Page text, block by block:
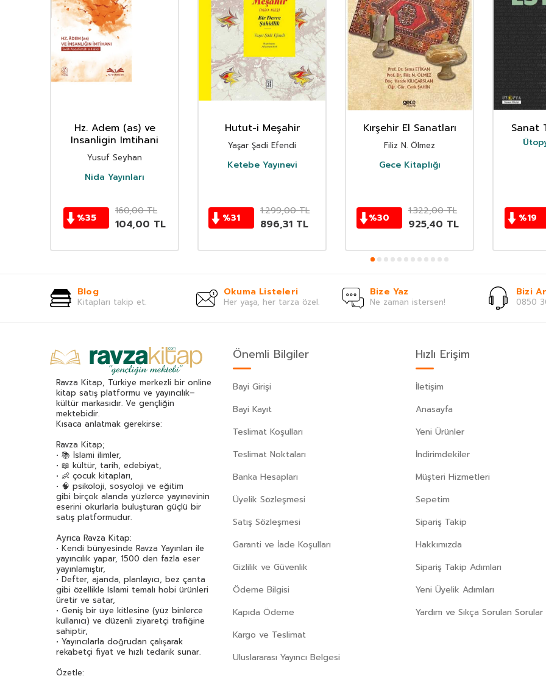
Hz. Adem (as) ve
Insanligin Imtihani
Yusuf Seyhan
Nida Yayınları
%35
160,00TL
104,00 TL
Hutut-i Meşahir
Yaşar Şadi Efendi
Ketebe Yayınevi
%31
1.299,00TL
896,31 TL
Kırşehir El Sanatları
Filiz N. Ölmez
Gece Kitaplığı
%30
1.322,00TL
925,40 TL
Sanat
%19
Blog
Kitapları takip et.
Okuma Listeleri
Her yaşa, her tarza özel.
Bize Yaz
Ne zaman istersen!
Bizi
0850
Ravza Kitap, Türkiye merkezli bir online
kitap satış platformu ve yayıncılık–
kültür markasıdır. Ve gençliğin
mektebidir.
Kısaca anlatmak gerekirse:
Ravza Kitap;
• 📚 İslami ilimler,
• 📖 kültür, tarih, edebiyat,
• 👶 çocuk kitapları,
• 🧠 psikoloji, sosyoloji ve eğitim
gibi birçok alanda yüzlerce yayınevinin
eserini okurlarla buluşturan güçlü bir
satış platformudur.
Ayrıca Ravza Kitap:
• Kendi bünyesinde Ravza Yayınları ile
yayıncılık yapar, 1500 den fazla eser
yayınlamıştır,
• Defter, ajanda, planlayıcı, bez çanta
gibi özellikle İslami temalı hobi ürünleri
üretir ve satar,
• Geniş bir üye kitlesine (yüz binlerce
kullanıcı) ve düzenli ziyaretçi trafiğine
sahiptir,
• Yayıncılarla doğrudan çalışarak
rekabetçi fiyat ve hızlı tedarik sunar.
Özetle:
Önemli Bilgiler
Bayi Girişi
Bayi Kayıt
Teslimat Koşulları
Teslimat Noktaları
Banka Hesapları
Üyelik Sözleşmesi
Satış Sözleşmesi
Garanti ve İade Koşulları
Gizlilik ve Güvenlik
Ödeme Bilgisi
Kapıda Ödeme
Kargo ve Teslimat
Uluslararası Yayıncı Belgesi
Hızlı Erişim
İletişim
Anasayfa
Yeni Ürünler
İndirimdekiler
Müşteri Hizmetleri
Sepetim
Sipariş Takip
Hakkımızda
Sipariş Takip Adımları
Yeni Üyelik Adımları
Yardım ve Sıkça Sorulan Sorular